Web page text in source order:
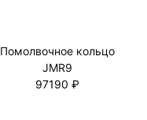
Помолвочное кольцо
JMR9
97190 ₽